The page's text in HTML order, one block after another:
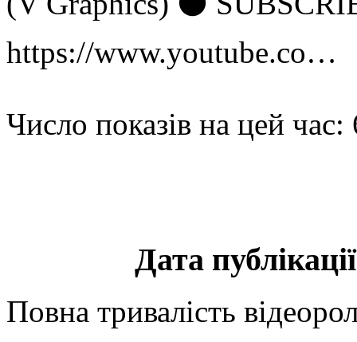
https://www.youtube.co…
Число показів на цей час:
Дата
Повна тривалість